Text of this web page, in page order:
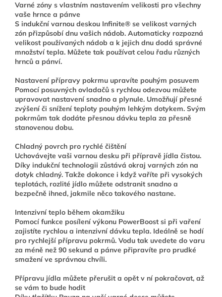
Varné zóny s vlastním nastavením velikosti pro všechny
vaše hrnce a pánve
S indukční varnou deskou Infinite® se velikost varných
zón přizpůsobí dnu vašich nádob. Automaticky rozpozná
velikost používaných nádob a k jejich dnu dodá správné
množství tepla. Můžete tak používat celou řadu různých
hrnců a pánví.
Nastavení přípravy pokrmu upravíte pouhým posuvem
Pomocí posuvných ovladačů s rychlou odezvou můžete
upravovat nastavení snadno a plynule. Umožňují přesné
zvýšení či snížení teploty pouhým lehkým dotykem. Svým
pokrmům tak dodáte přesnou dávku tepla za přesně
stanovenou dobu.
Chladný povrch pro rychlé čištění
Uchovávejte vaši varnou desku při přípravě jídla čistou.
Díky indukční technologii zůstává okraj varných zón na
dotyk chladný. Takže dokonce i když vaříte při vysokých
teplotách, rozlité jídlo můžete odstranit snadno a
bezpečně ihned, jakmile něco takového nastane.
Intenzivní teplo během okamžiku
Pomocí funkce posílení výkonu PowerBoost si při vaření
zajistíte rychlou a intenzivní dávku tepla. Ideálně se hodí
pro rychlejší přípravu pokrmů. Vodu tak uvedete do varu
za méně než 90 sekund a pánve připravíte pro prudké
smažení ve správnou chvíli.
Přípravu jídla můžete přerušit a opět v ní pokračovat, až
se vám to bude hodit